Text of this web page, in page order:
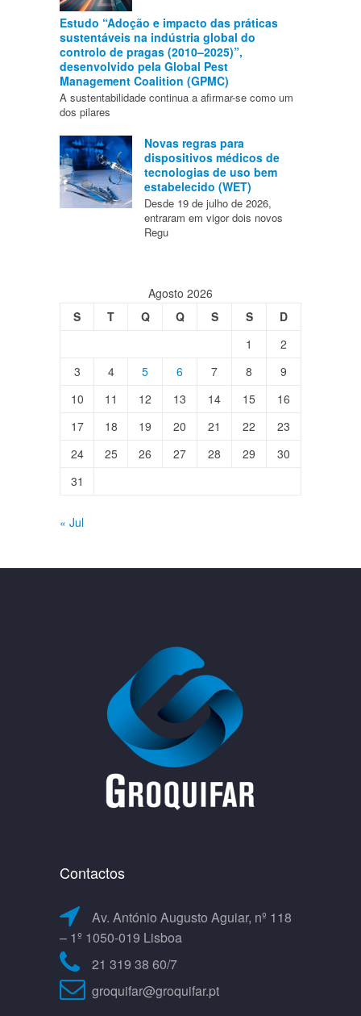
Estudo “Adoção e impacto das práticas
sustentáveis na indústria global do
controlo de pragas (2010–2025)”,
desenvolvido pela Global Pest
Management Coalition (GPMC)
A sustentabilidade continua a afirmar-se como um
dos pilares
Novas regras para
dispositivos médicos de
tecnologias de uso bem
estabelecido (WET)
Desde 19 de julho de 2026,
entraram em vigor dois novos
Regu
Agosto 2026
S
T Q Q S S
D
1
2
3
4 5 6 7 8
9
10
11 12 13 14 15
16
17
18 19 20 21 22
23
24
25 26 27 28 29
30
31
« Jul
Contactos
Av. António Augusto Aguiar, nº 118
– 1º 1050-019 Lisboa
21 319 38 60/7
groquifar@groquifar.pt